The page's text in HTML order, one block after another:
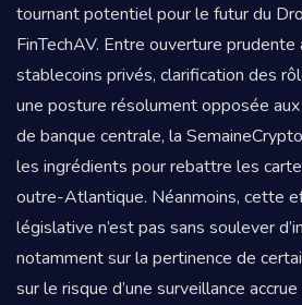
tournant potentiel pour le futur du
FinTechAV. Entre ouverture prudente
stablecoins privés, clarification des
une posture résolument opposée
de banque centrale, la
les ingrédients pour rebattre les
outre-Atlantique. Néanmoins, cette
législative n’est pas sans soulever
notamment sur la pertinence de
sur le risque d’une surveillance